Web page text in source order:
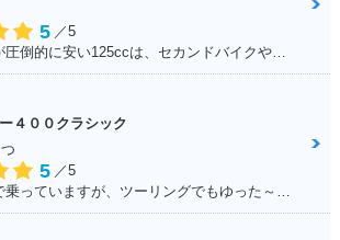
5 ／5
満足ポイント:維持費が圧倒的に安い125ccは、セカンドバイクや通勤用としてオススメ。125ccスクーターの中でも、シグナスXの走行性能は力強く、普段の街乗りでは、力不足を感じる事はあまりない。 メットインも半ヘル2つなら余裕で入るので、収納性も抜群。
４００クラシック
5 ／5